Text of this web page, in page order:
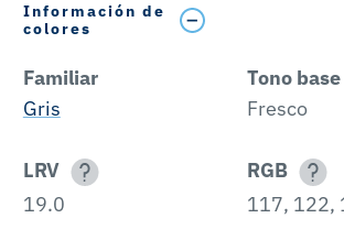
Información de
colores
Familiar
Gris
Tono base
Fresco
LRV
19.0
RGB
117, 122,